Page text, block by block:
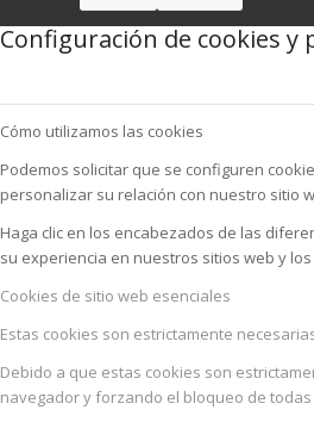
Configuración de cookies y
Cómo utilizamos las cookies
Podemos solicitar que se configuren
personalizar su relación con nuestro sitio
Haga clic en los encabezados de las
su experiencia en nuestros sitios web y
Cookies de sitio web esenciales
Estas cookies son estrictamente
Debido a que estas cookies son
navegador y forzando el bloqueo de